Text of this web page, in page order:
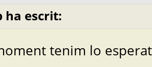
ha escrit:
tenim lo